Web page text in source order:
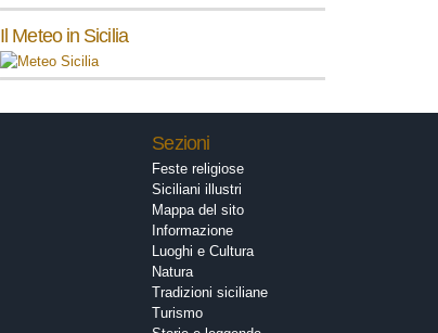
Il Meteo in Sicilia
Sezioni
Feste religiose
Siciliani illustri
Mappa del sito
Informazione
Luoghi e Cultura
Natura
Tradizioni siciliane
Turismo